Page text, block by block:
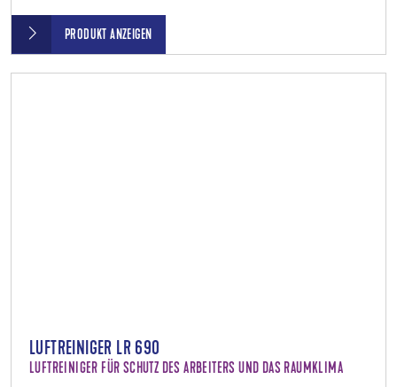
PRODUKT ANZEIGEN
LUFTREINIGER LR 690
LUFTREINIGER FÜR SCHUTZ DES ARBEITERS UND DAS RAUMKLIMA